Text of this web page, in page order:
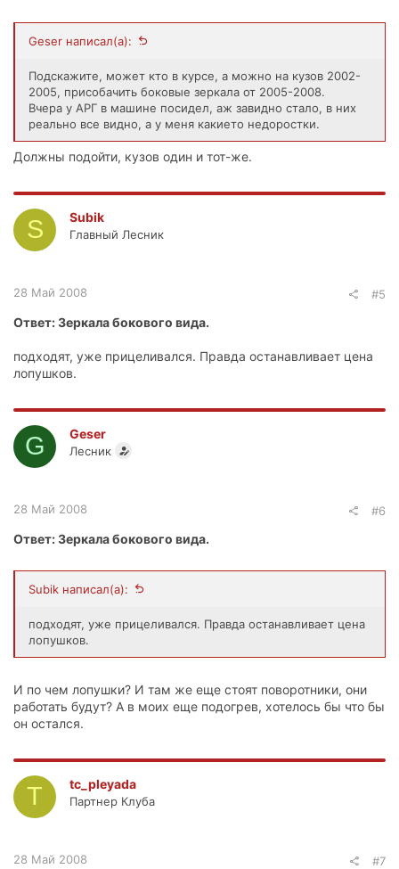
Geser написал(а):
Подскажите, может кто в курсе, а можно на кузов 2002-
2005, присобачить боковые зеркала от 2005-2008.
Вчера у АРГ в машине посидел, аж завидно стало, в них
реально все видно, а у меня какието недоростки.
Должны подойти, кузов один и тот-же.
S Subik
Главный Лесник
28 Май 2008 #5
Ответ: Зеркала бокового вида.
подходят, уже прицеливался. Правда останавливает цена
лопушков.
G Geser
Лесник
28 Май 2008 #6
Ответ: Зеркала бокового вида.
Subik написал(а):
подходят, уже прицеливался. Правда останавливает цена
лопушков.
И по чем лопушки? И там же еще стоят поворотники, они
работать будут? А в моих еще подогрев, хотелось бы что бы
он остался.
T tc_pleyada
Партнер Клуба
28 Май 2008 #7